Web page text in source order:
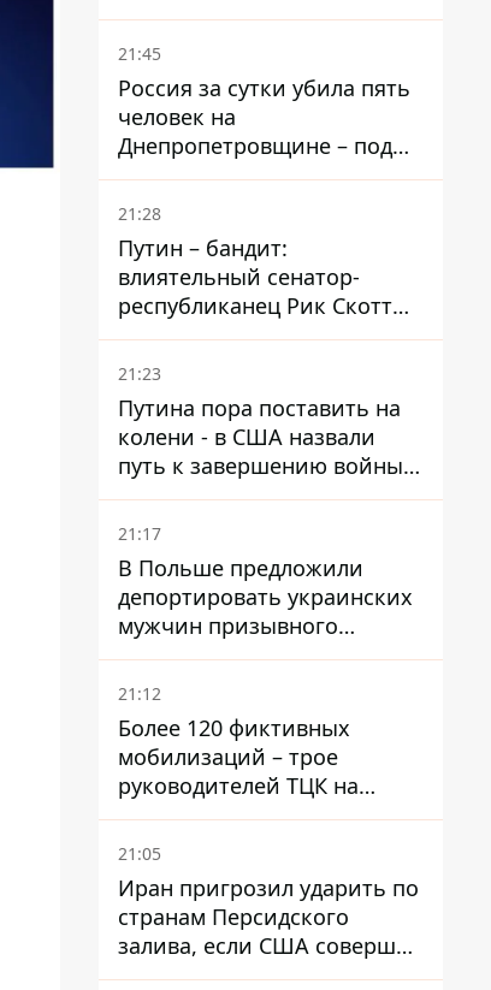
– он возглавил народное
голосование
21:45
Россия за сутки убила пять
человек на
Днепропетровщине – под
ударами оказались пять
районов области
21:28
Путин – бандит:
влиятельный сенатор-
республиканец Рик Скотт
призвал Конгресс привлечь
РФ к ответственности за
21:23
Путина пора поставить на
колени - в США назвали
путь к завершению войны -
National Security Journal
21:17
В Польше предложили
депортировать украинских
мужчин призывного
возраста - кого это может
затронуть
21:12
Более 120 фиктивных
мобилизаций – трое
руководителей ТЦК на
Волыни и Буковине
получили подозрения за
21:05
Иран пригрозил ударить по
странам Персидского
залива, если США совершат
хотя бы одну атаку - Reuters